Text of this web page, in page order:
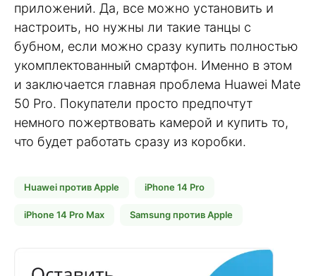
приложений. Да, все можно установить и
настроить, но нужны ли такие танцы с
бубном, если можно сразу купить полностью
укомплектованный смартфон. Именно в этом
и заключается главная проблема Huawei Mate
50 Pro. Покупатели просто предпочтут
немного пожертвовать камерой и купить то,
что будет работать сразу из коробки.
Huawei против Apple iPhone 14 Pro
iPhone 14 Pro Max Samsung против Apple